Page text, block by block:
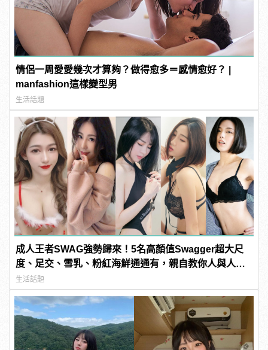
情侶一周愛愛幾次才算夠？做得愈多＝感情愈好？ |
manfashion這樣變型男
生活話題
成人王者SWAG強勢歸來！5名高顏值Swagger超大尺
度、足交、雪乳、粉紅海鮮通通有，親自教你人與人的
連結！ | manfashion這樣變型男
生活話題